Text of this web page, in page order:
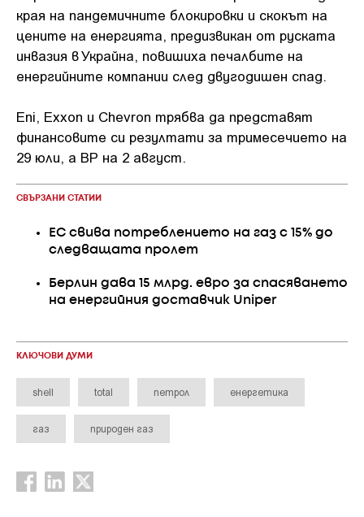
края на пандемичните блокировки и скокът на
цените на енергията, предизвикан от руската
инвазия в Украйна, повишиха печалбите на
енергийните компании след двугодишен спад.
Eni, Exxon и Chevron трябва да представят
финансовите си резултати за тримесечието на
29 юли, а BP на 2 август.
СВЪРЗАНИ СТАТИИ
ЕС свива потреблението на газ с 15% до
следващата пролет
Берлин дава 15 млрд. евро за спасяването
на енергийния доставчик Uniper
КЛЮЧОВИ ДУМИ
shell total петрол енергетика
газ природен газ